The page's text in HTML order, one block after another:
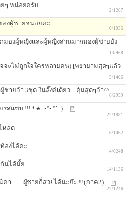
ยๆ หน่อยครับ
2/1267
องผู้ชายหน่อยค่ะ
0/1035
มองผู้หญิงเเละผู้หญิงส่วนมากมองผู้ชายยัง
13/968
จะไม่ถูกใจใครหลายคน) [พยายามสุดๆแล้ว
5/1406
ชายจ้า 3ชุด ในลื๊งค์เดียว....คุ้มสุดๆจ้า^^
6/2959
รสแซบ !!! *★ .•°•.°´¯)
22/1881
หลด
6/1062
องได้คะ
4/6248
นได้มั้ย
14/1136
า. . . . ผู้ชายก็สวยได้นะย๊ะ !!!(ภาค2)
22/1246